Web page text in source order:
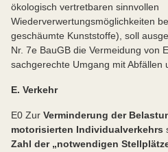
ökologisch vertretbaren sinnvollen
Wiederverwertungsmöglichkeiten
geschäumte Kunststoffe), soll
Nr. 7e BauGB die Vermeidung von
sachgerechte Umgang mit Abfällen
E. Verkehr
E0 Zur Verminderung der
motorisierten Individualverkehrs
Zahl der „notwendigen